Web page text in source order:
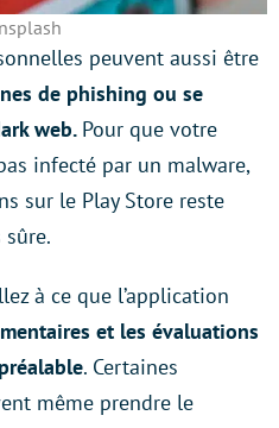
peuvent aussi être
de phishing ou se
web. Pour que votre
infecté par un malware,
sur le Play Store reste
à ce que l’application
et les évaluations
. Certaines
même prendre le